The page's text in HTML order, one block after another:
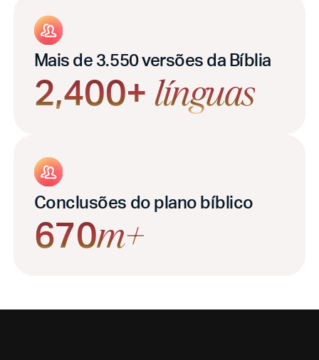
Mais de 3.550 versões da Bíblia
2,400+ línguas
Conclusões do plano bíblico
670m+